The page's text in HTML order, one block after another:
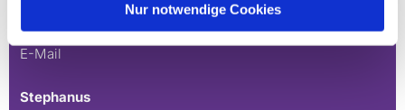
Nur notwendige Cookies
030 815 45 54
E-Mail
Stephanus